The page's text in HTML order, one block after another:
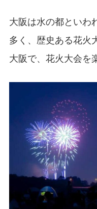
大阪は水の都といわ
多く、歴史ある花火
大阪で、花火大会を